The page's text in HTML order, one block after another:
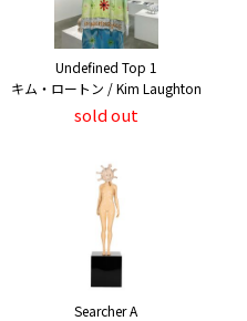
Undefined Top 1
キム・ロートン / Kim Laughton
sold out
Searcher A